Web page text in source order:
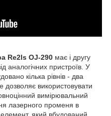
Re2ls OJ-290 має і другу
аналогічних пристроїв. У
кілька рівнів - два
дозволяє використовувати
вимірювальний
лазерного променя в